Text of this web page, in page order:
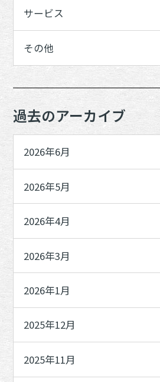
サービス
その他
過去のアーカイブ
2026年6月
2026年5月
2026年4月
2026年3月
2026年1月
2025年12月
2025年11月